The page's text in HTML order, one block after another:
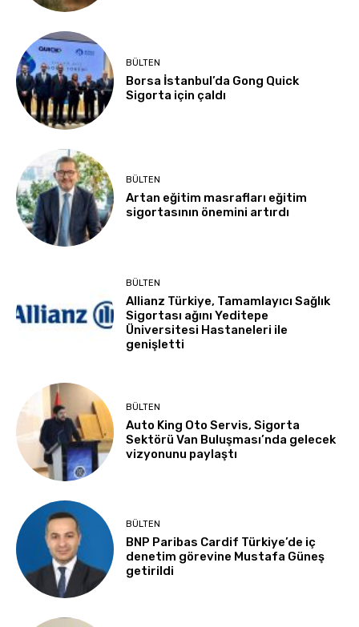
BÜLTEN
Borsa İstanbul’da Gong Quick
Sigorta için çaldı
BÜLTEN
Artan eğitim masrafları eğitim
sigortasının önemini artırdı
BÜLTEN
Allianz Türkiye, Tamamlayıcı Sağlık
Sigortası ağını Yeditepe
Üniversitesi Hastaneleri ile
genişletti
BÜLTEN
Auto King Oto Servis, Sigorta
Sektörü Van Buluşması’nda gelecek
vizyonunu paylaştı
BÜLTEN
BNP Paribas Cardif Türkiye’de iç
denetim görevine Mustafa Güneş
getirildi